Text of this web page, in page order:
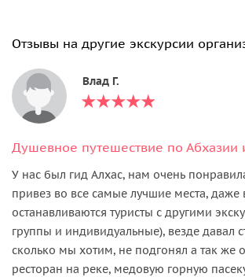
Отзывы на другие экскурсии
Влад Г.
Душевное путешествие по Абхазии
У нас был гид Алхас, нам очень
привез во все самые лучшие места, даже
останавливаются туристы с другими
группы и индивидуальные), везде давал
сколько мы хотим, не подгонял а так же
ресторан на реке, медовую горную